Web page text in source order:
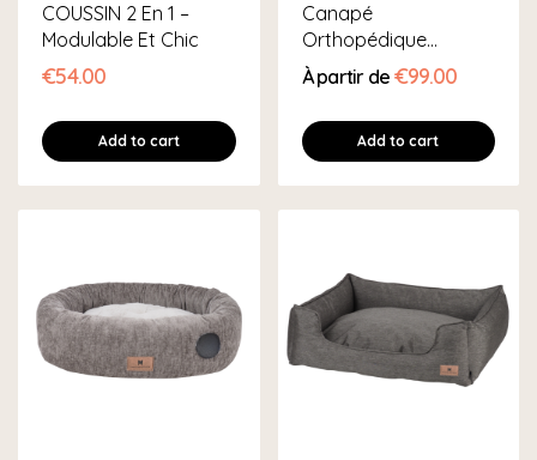
COUSSIN 2 En 1 –
Modulable Et Chic
€54.00
Add to cart
Canapé
Orthopédique
Déhoussable
À partir de €99.00
Add to cart